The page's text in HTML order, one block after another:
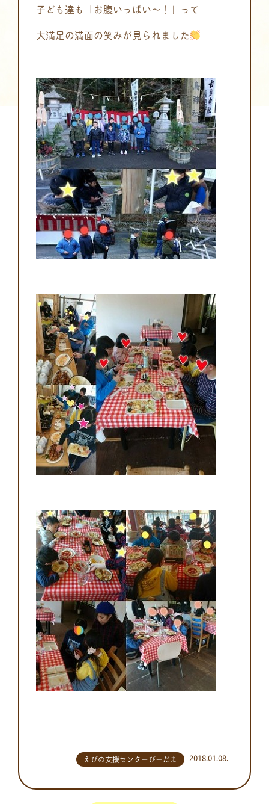
子ども達も「お腹いっぱい～！」って
大満足の満面の笑みが見られました
2018.01.08.
えびの支援センターびーだま